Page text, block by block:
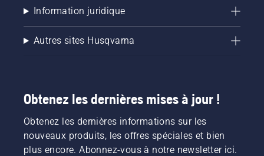
Information juridique
Autres sites Husqvarna
Obtenez les dernières mises à jour !
Obtenez les dernières informations sur les
nouveaux produits, les offres spéciales et bien
plus encore. Abonnez-vous à notre newsletter ici.